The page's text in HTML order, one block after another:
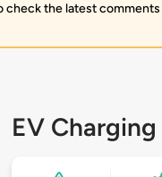
check the latest
EV